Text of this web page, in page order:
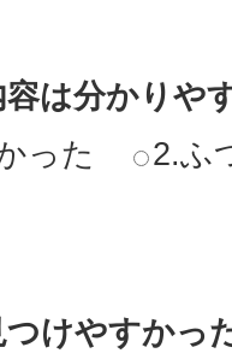
は分かりや
った
2.ふ
けやすかっ